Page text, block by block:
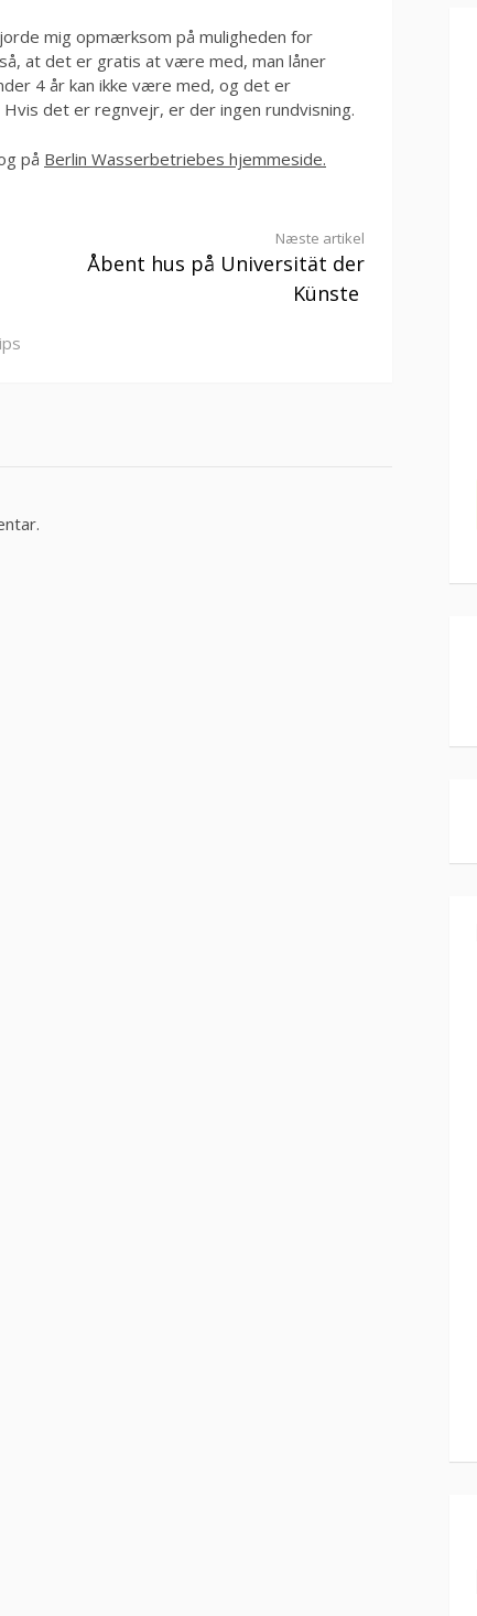
mig opmærksom på muligheden for
at det er gratis at være med, man låner
4 år kan ikke være med, og det er
det er regnvejr, er der ingen rundvisning.
på Berlin Wasserbetriebes hjemmeside.
Næste artikel
Åbent hus på Universität der
Künste